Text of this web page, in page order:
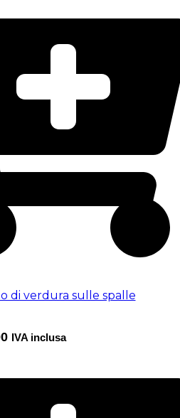
di verdura sulle spalle
IVA inclusa